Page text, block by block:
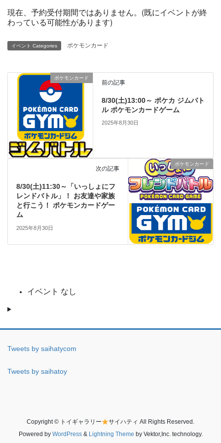
現在、予約受付期間ではありません。(既にイベントが終
わっている可能性があります)
イベント Categories ポケモンカード
ポケモンカード
前の記事
8/30(土)13:00～ ポケカ ジムバト
ル ポケモンカードゲーム
2025年8月30日
ポケモンカード
次の記事
8/30(土)11:30～「いっしょにフ
レンドバトル」！ お友達や家族
と行こう！ ポケモンカードゲー
ム
2025年8月30日
イベント なし
Tweets by saihatycom
Tweets by saihatoy
Copyright © トイギャラリー
サイハティ All Rights Reserved.
Powered by WordPress& Lightning Theme by Vektor,Inc. technology.